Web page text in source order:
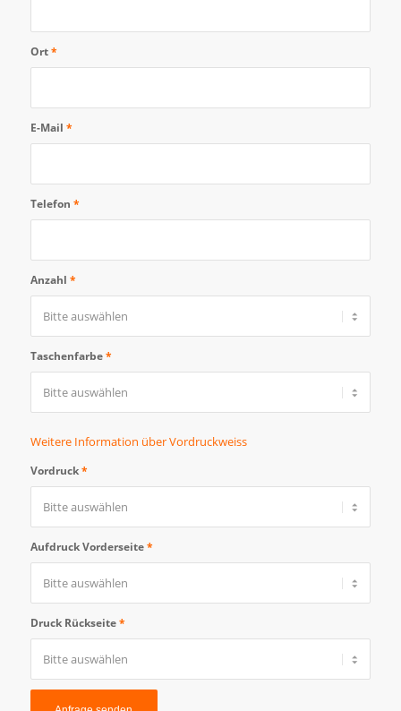
Ort*
E-Mail *
Telefon *
Anzahl *
Taschenfarbe*
Weitere Information über Vordruckweiss
Vordruck*
Aufdruck Vorderseite*
Druck Rückseite*